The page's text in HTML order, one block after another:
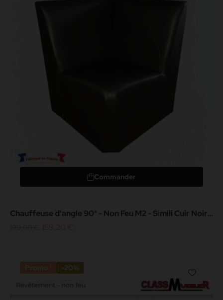
Commander
Chauffeuse d'angle 90° - Non Feu M2 - Simili Cuir Noir
159,20 €
-20%